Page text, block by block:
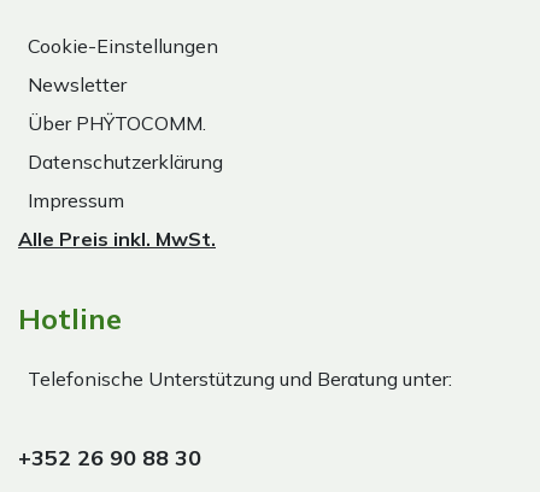
Cookie-Einstellungen
Newsletter
Über PHŸTOCOMM.
Datenschutzerklärung
Impressum
Alle Preis inkl. MwSt.
Hotline
Telefonische Unterstützung und Beratung unter:
+352 26 90 88 30